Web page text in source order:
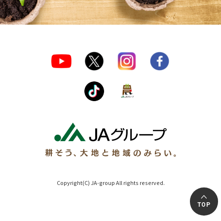
Copyright(C) JA-group All rights reserved.
TOP